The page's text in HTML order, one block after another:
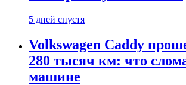
5 дней спустя
Volkswagen Caddy
280 тысяч км: что
машине